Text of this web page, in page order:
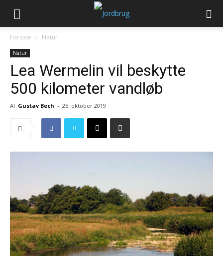
Forside Natur
Natur
Lea Wermelin vil beskytte
500 kilometer vandløb
Af Gustav Bech - 25. oktober 2019